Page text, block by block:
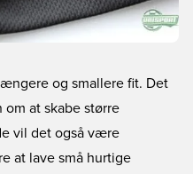
og smallere fit. Det
at skabe større
vil det også være
at lave små hurtige